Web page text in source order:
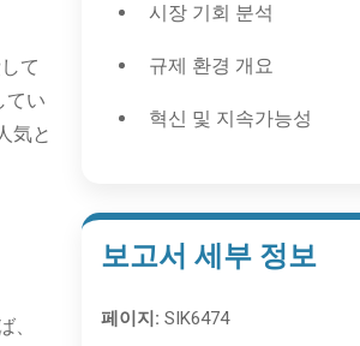
て
てい
気と
、
시장 기회 분석
규제 환경 개요
혁신 및 지속가능성
보고서 세부 정보
페이지: SIK6474